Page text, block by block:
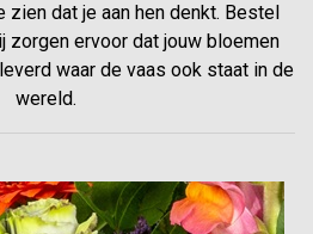
zien dat je aan hen denkt. Bestel
zorgen ervoor dat jouw bloemen
waar de vaas ook staat in de
wereld.